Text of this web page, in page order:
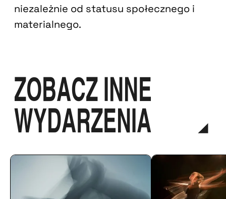
niezależnie od statusu społecznego i
materialnego.
ZOBACZ INNE
WYDARZENIA